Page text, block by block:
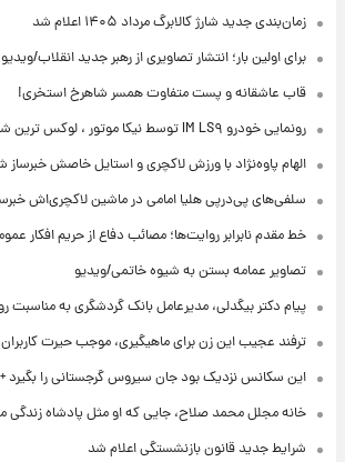
زمان‌بندی جدید شارژ کالابرگ مرداد ۱۴۰۵ اعلام شد
برای اولین بار؛ انتشار تصاویری از رهبر جدید انقلاب/ویدیو
قاب عاشقانه و پست متفاوت همسر شاهرخ استخری!
رونمایی خودرو IM LS۹ توسط نیکا موتور ، لوکس ترین شاسی بلند EREV در ایران
الهام پاوه‌نژاد با ورزش لاکچری و استایل خاصش خبرساز
سلفی‌های پی‌درپی هلیا امامی در ماشین لاکچری‌اش
خط مقدم نابرابر روایت‌ها؛ مصائب دفاع از حریم افکار
تصاویر عمامه بستن به شیوه خاتمی/ویدیو
پیام دکتر بیگدلی، مدیرعامل بانک گردشگری به مناسبت
ترفند عجیب این زن برای ماهیگیری، موجب حیرت
این سکانس نزدیک بود جان سیروس گرجستانی را بگیرد
خانه مجلل محمد صلاح، جایی که او مثل پادشاه زندگی
شرایط جدید قانون بازنشستگی اعلام شد